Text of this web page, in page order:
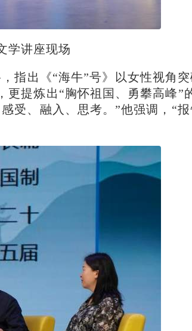
学讲座现场
指出《“海牛”号》以女性视角
提炼出“胸怀祖国、勇攀高峰”
、融入、思考。”他强调，“